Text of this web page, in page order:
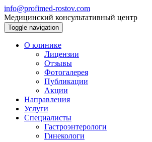
info@profimed-rostov.com
Медицинский консультативный центр
Toggle navigation
О клинике
Лицензии
Отзывы
Фотогалерея
Публикации
Акции
Направления
Услуги
Специалисты
Гастроэнтерологи
Гинекологи